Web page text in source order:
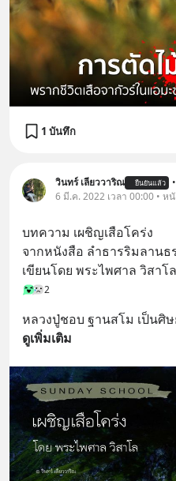
1 บันทึก
วินทร์ เลียววาริณ ยืนยันแล้ว •
6 มี.ค. 2022 เวลา 00:00 • ห
บทความ เผชิญเสือโคร่ง
จากหนังสือ ลำธารริมลานธ
เขียนโดย พระไพศาล วิสาโล
2
หลวงปู่ชอบ ฐานสโม เป็นศิ
ดูเพิ่มเติม